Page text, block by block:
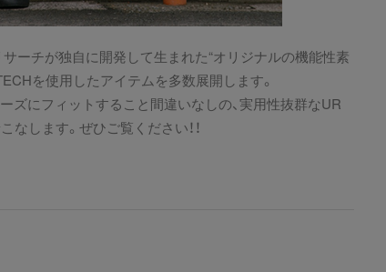
サーチが独自に開発して生まれた“オリジナルの機能性素
を使用したアイテムを多数展開します。
ーズにフィットすること間違いなしの、実用性抜群なUR
します。ぜひご覧ください！！